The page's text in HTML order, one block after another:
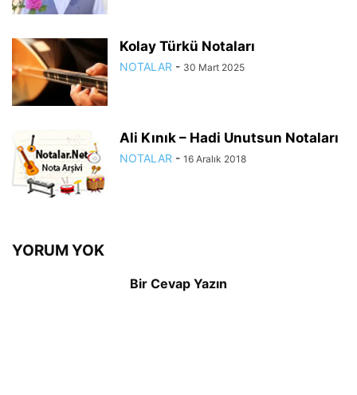
Kolay Türkü Notaları
NOTALAR - 30 Mart 2025
Ali Kınık – Hadi Unutsun Notaları
NOTALAR - 16 Aralık 2018
YORUM YOK
Bir Cevap Yazın